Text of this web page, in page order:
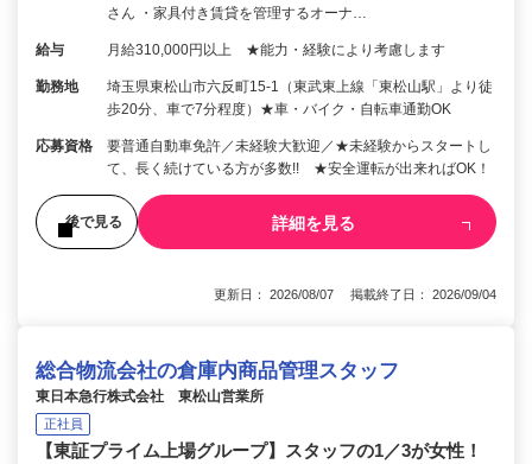
さん ・家具付き賃貸を管理するオーナ…
給与 月給310,000円以上 ★能力・経験により考慮します
勤務地
埼玉県東松山市六反町15-1（東武東上線「東松山駅」より徒
歩20分、車で7分程度）★車・バイク・自転車通勤OK
応募資格
要普通自動車免許／未経験大歓迎／★未経験からスタートし
て、長く続けている方が多数!! ★安全運転が出来ればOK！
後で見る 詳細を見る
更新日： 2026/08/07 掲載終了日： 2026/09/04
総合物流会社の倉庫内商品管理スタッフ
東日本急行株式会社 東松山営業所
正社員
【東証プライム上場グループ】スタッフの1／3が女性！